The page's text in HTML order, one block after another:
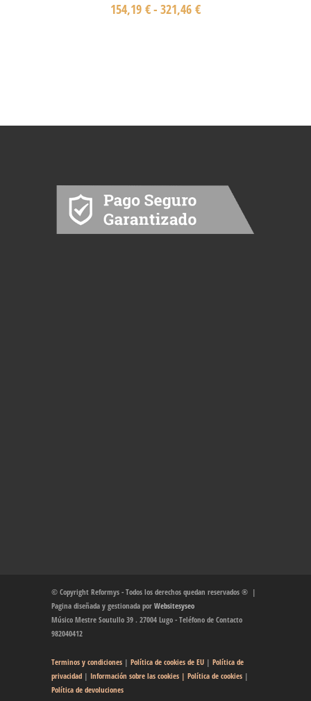
154,19 €- 321,46 €
© Copyright Reformys - Todos los derechos quedan reservados ® |
Pagina diseñada y gestionada por Websitesyseo
Músico Mestre Soutullo 39 . 27004 Lugo - Teléfono de Contacto
982040412
Terminos y condiciones | Política de cookies de EU | Política de
privacidad | Información sobre las cookies | Política de cookies |
Política de devoluciones